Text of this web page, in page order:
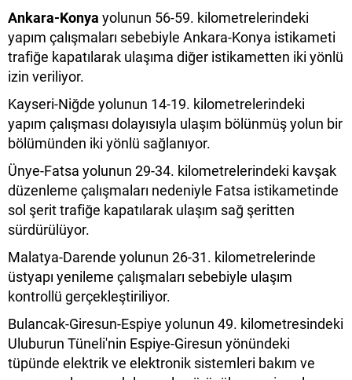
Ankara-Konya yolunun 56-59. kilometrelerindeki
yapım çalışmaları sebebiyle Ankara-Konya istikameti
trafiğe kapatılarak ulaşıma diğer istikametten iki yönlü
izin veriliyor.
Kayseri-Niğde yolunun 14-19. kilometrelerindeki
yapım çalışması dolayısıyla ulaşım bölünmüş yolun bir
bölümünden iki yönlü sağlanıyor.
Ünye-Fatsa yolunun 29-34. kilometrelerindeki kavşak
düzenleme çalışmaları nedeniyle Fatsa istikametinde
sol şerit trafiğe kapatılarak ulaşım sağ şeritten
sürdürülüyor.
Malatya-Darende yolunun 26-31. kilometrelerinde
üstyapı yenileme çalışmaları sebebiyle ulaşım
kontrollü gerçekleştiriliyor.
Bulancak-Giresun-Espiye yolunun 49. kilometresindeki
Uluburun Tüneli'nin Espiye-Giresun yönündeki
tüpünde elektrik ve elektronik sistemleri bakım ve